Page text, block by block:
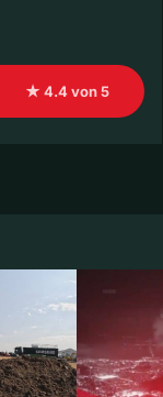
★ 4.4 von 5